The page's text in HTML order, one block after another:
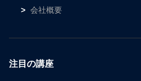
会社概要
注目の講座